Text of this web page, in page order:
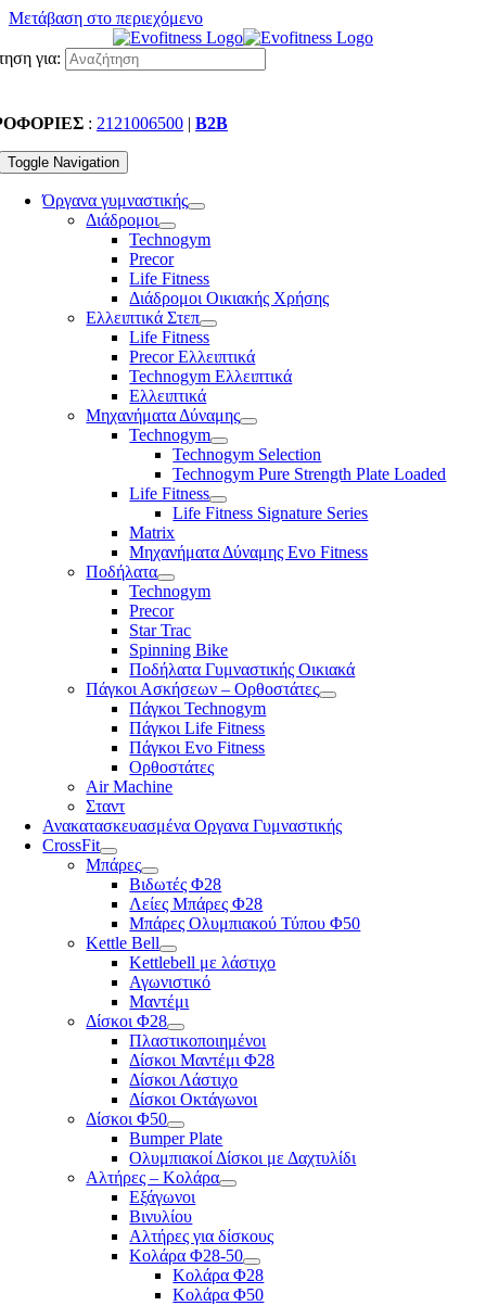
Μετάβαση στο περιεχόμενο
για:
: 2121006500 | B2B
Toggle Navigation
Όργανα γυμναστικής
Διάδρομοι
Technogym
Precor
Life Fitness
Διάδρομοι Οικιακής Χρήσης
Ελλειπτικά Στεπ
Life Fitness
Precor Ελλειπτικά
Technogym Ελλειπτικά
Ελλειπτικά
Μηχανήματα Δύναμης
Technogym
Technogym Selection
Technogym Pure Strength Plate Loaded
Life Fitness
Life Fitness Signature Series
Matrix
Μηχανήματα Δύναμης Evo Fitness
Ποδήλατα
Technogym
Precor
Star Trac
Spinning Bike
Ποδήλατα Γυμναστικής Οικιακά
Πάγκοι Ασκήσεων – Ορθοστάτες
Πάγκοι Technogym
Πάγκοι Life Fitness
Πάγκοι Evo Fitness
Ορθοστάτες
Air Machine
Σταντ
Ανακατασκευασμένα Οργανα Γυμναστικής
CrossFit
Μπάρες
Βιδωτές Φ28
Λείες Μπάρες Φ28
Μπάρες Ολυμπιακού Τύπου Φ50
Kettle Bell
Kettlebell με λάστιχο
Αγωνιστικό
Μαντέμι
Δίσκοι Φ28
Πλαστικοποιημένοι
Δίσκοι Μαντέμι Φ28
Δίσκοι Λάστιχο
Δίσκοι Οκτάγωνοι
Δίσκοι Φ50
Bumper Plate
Ολυμπιακοί Δίσκοι με Δαχτυλίδι
Αλτήρες – Κολάρα
Εξάγωνοι
Βινυλίου
Αλτήρες για δίσκους
Κολάρα Φ28-50
Κολάρα Φ28
Κολάρα Φ50